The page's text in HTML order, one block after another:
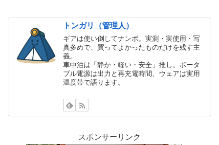
トンガリ（管理人）
ギアは使い倒してナンボ。実測・実使用・写
真多めで、買ってよかったものだけを残す主
義。
車中泊は「静か・軽い・安全」推し。ポータ
ブル電源は出力と再充電時間、ウェアは実用
温度帯で語ります。
スポンサーリンク